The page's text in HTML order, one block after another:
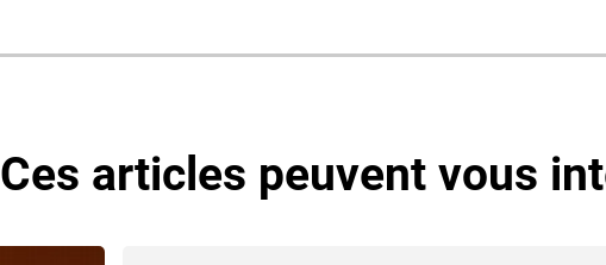
Ces articles peuvent vous